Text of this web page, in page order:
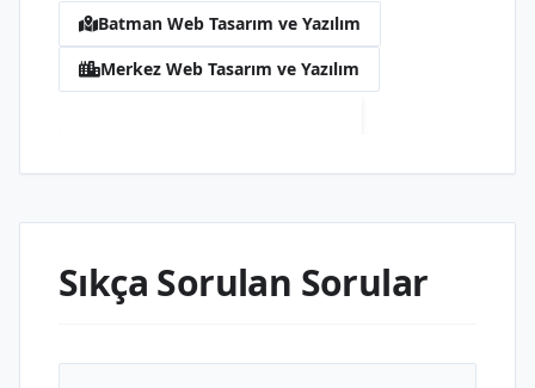
Batman Web Tasarım ve Yazılım
Merkez Web Tasarım ve Yazılım
Sıkça Sorulan Sorular